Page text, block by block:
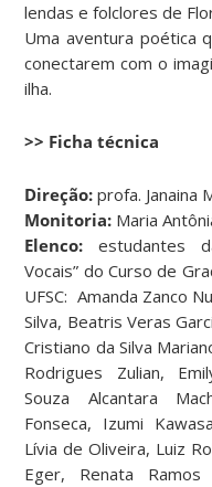
lendas e folclores de
Uma aventura poética
conectarem com o
ilha.
>> Ficha técnica
Direção: profa. Janaina
Monitoria: Maria
Elenco: estudantes
Vocais” do Curso de
UFSC: Amanda Zanco
Silva, Beatris Veras
Cristiano da Silva
Rodrigues Zulian,
Souza Alcantara
Fonseca, Izumi
Lívia de Oliveira, Luiz
Eger, Renata Ramos